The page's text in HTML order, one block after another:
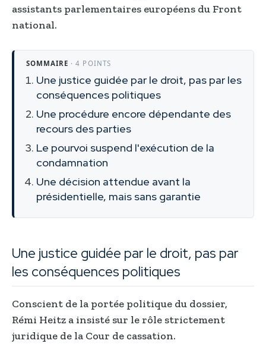
assistants parlementaires européens du Front
national.
SOMMAIRE · 4 POINTS
Une justice guidée par le droit, pas par les
conséquences politiques
Une procédure encore dépendante des
recours des parties
Le pourvoi suspend l'exécution de la
condamnation
Une décision attendue avant la
présidentielle, mais sans garantie
Une justice guidée par le droit, pas par
les conséquences politiques
Conscient de la portée politique du dossier,
Rémi Heitz a insisté sur le rôle strictement
juridique de la Cour de cassation.